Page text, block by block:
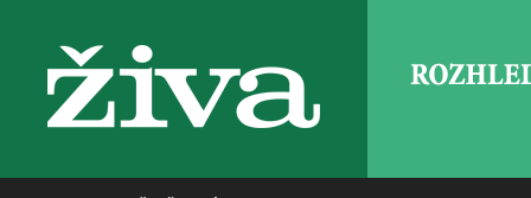
živa